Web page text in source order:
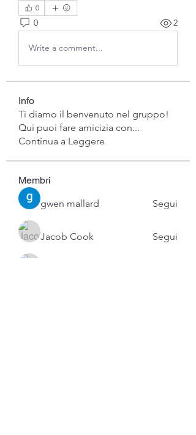
0
0 2
Write a comment...
Info
Ti diamo il benvenuto nel gruppo!
Qui puoi fare amicizia con...
Continua a Leggere
Membri
gwen mallard
Segui
Jacob Cook Segui